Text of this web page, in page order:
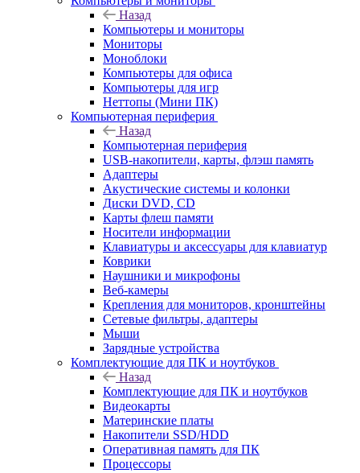
Назад
Компьютеры и мониторы
Мониторы
Моноблоки
Компьютеры для офиса
Компьютеры для игр
Неттопы (Мини ПК)
Компьютерная периферия
Назад
Компьютерная периферия
USB-накопители, карты, флэш память
Адаптеры
Акустические системы и колонки
Диски DVD, CD
Карты флеш памяти
Носители информации
Клавиатуры и аксессуары для клавиатур
Коврики
Наушники и микрофоны
Веб-камеры
Крепления для мониторов, кронштейны
Сетевые фильтры, адаптеры
Мыши
Зарядные устройства
Комплектующие для ПК и ноутбуков
Назад
Комплектующие для ПК и ноутбуков
Видеокарты
Материнские платы
Накопители SSD/HDD
Оперативная память для ПК
Процессоры